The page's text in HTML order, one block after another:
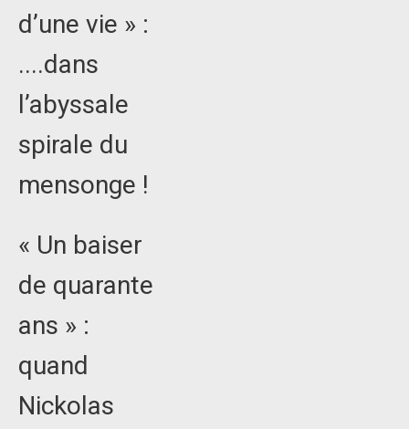
d’une vie » :
....dans
l’abyssale
spirale du
mensonge !
« Un baiser
de quarante
ans » :
quand
Nickolas